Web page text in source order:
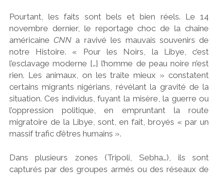
Pourtant, les faits sont bels et bien réels. Le 14
novembre dernier, le reportage choc de la chaîne
américaineCNN a ravivé les mauvais souvenirs de
notre Histoire. « Pour les Noirs, la Libye, c’est
l’esclavage moderne […] l’homme de peau noire n’est
rien. Les animaux, on les traite mieux » constatent
certains migrants nigérians, révélant la gravité de la
situation. Ces individus, fuyant la misère, la guerre ou
l’oppression politique, en empruntant la route
migratoire de la Libye, sont, en fait, broyés « par un
massif trafic d’êtres humains ».
Dans plusieurs zones (Tripoli, Sebha…), ils sont
capturés par des groupes armés ou des réseaux de